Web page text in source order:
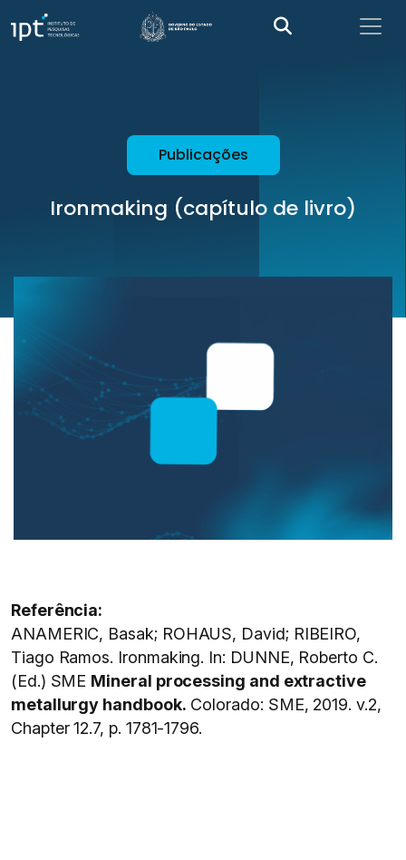
Publicações
Ironmaking (capítulo de livro)
Referência:
ANAMERIC, Basak; ROHAUS, David; RIBEIRO,
Tiago Ramos. Ironmaking. In: DUNNE, Roberto C.
(Ed.) SME Mineral processing and extractive
metallurgy handbook. Colorado: SME, 2019. v.2,
Chapter 12.7, p. 1781-1796.